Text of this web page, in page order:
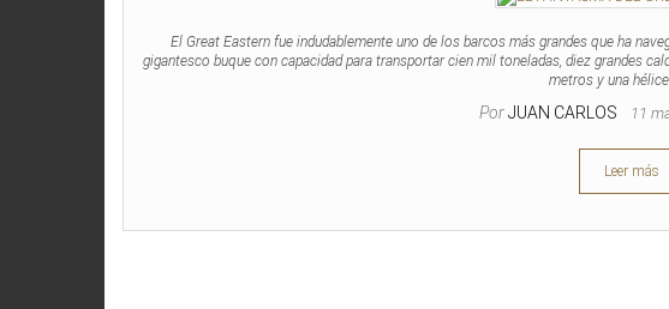
El Great Eastern fue indudablemente uno de los barcos más grandes que ha
gigantesco buque con capacidad para transportar cien mil toneladas, diez grandes
metros y una
Por JUAN CARLOS 11
Leer más